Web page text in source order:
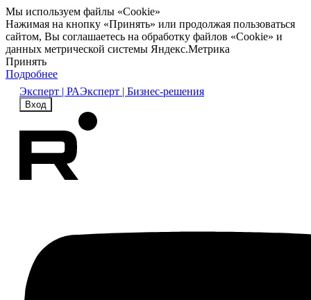
Мы используем файлы «Cookie»
Нажимая на кнопку «Принять» или продолжая пользоваться
сайтом, Вы соглашаетесь на обработку файлов «Cookie» и
данных метрической системы Яндекс.Метрика
Принять
Подробнее
Эксперт | РАЭксперт | Бизнес-решения
Вход